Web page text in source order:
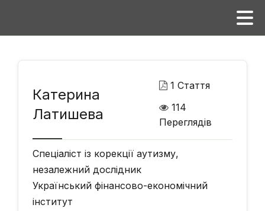
Катерина
Латишева
1 Стаття
114
Переглядів
Спеціаліст із корекції аутизму,
незалежний дослідник
Український фінансово-економічний
інститут